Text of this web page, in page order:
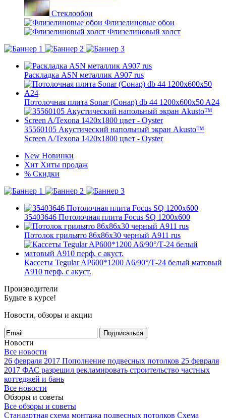
Стеклообои
Флизелиновые обои
Флизелиновый холст
Раскладка ASN металлик А907 rus
Потолочная плита Sonar (Сонар) db 44 1200x600x50 A24
35560105 Акустический напольный экран Akusto™
Screen A/Texona 1420x1800 цвет - Oyster
New Новинки
Хит Хиты продаж
% Скидки
35403646 Потолочная плита Focus SQ 1200x600
Потолок грильято 86х86х30 черный А911 rus
Кассеты Tegular AP600*1200 A6/90°/Т-24 белый матовый
А910 перф. с акуст.
Производители
Будьте в курсе!
Новости, обзоры и акции
Подписаться
Новости
Все новости
26 февраля 2017 Пополнение подвесных потолков 25 февраля
2017 ФАС разрешил рекламировать строительство частных
коттеджей и бань
Все новости
Обзоры и советы
Все обзоры и советы
Стандартная схема монтажа подвесных потолков Схема